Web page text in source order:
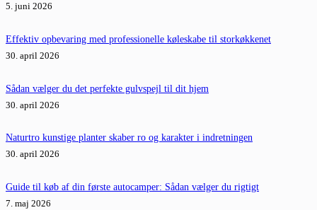
5. juni 2026
Effektiv opbevaring med professionelle køleskabe til storkøkkenet
30. april 2026
Sådan vælger du det perfekte gulvspejl til dit hjem
30. april 2026
Naturtro kunstige planter skaber ro og karakter i indretningen
30. april 2026
Guide til køb af din første autocamper: Sådan vælger du rigtigt
7. maj 2026